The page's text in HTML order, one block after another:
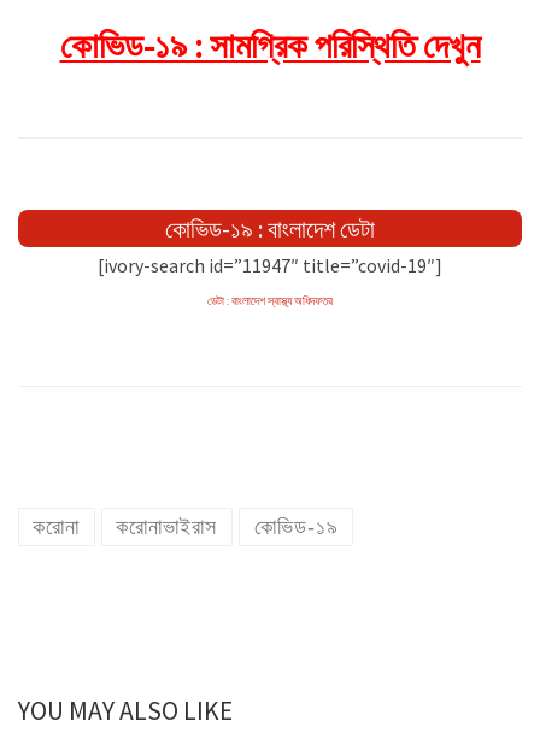
কোভিড-১৯ : সামগ্রিক পরিস্থিতি দেখুন
কোভিড-১৯ : বাংলাদেশ ডেটা
[ivory-search id=”11947″ title=”covid-19″]
ডেটা : বাংলাদেশ স্বাস্থ্য অধিদফতর
করোনা করোনাভাইরাস কোভিড-১৯
YOU MAY ALSO LIKE